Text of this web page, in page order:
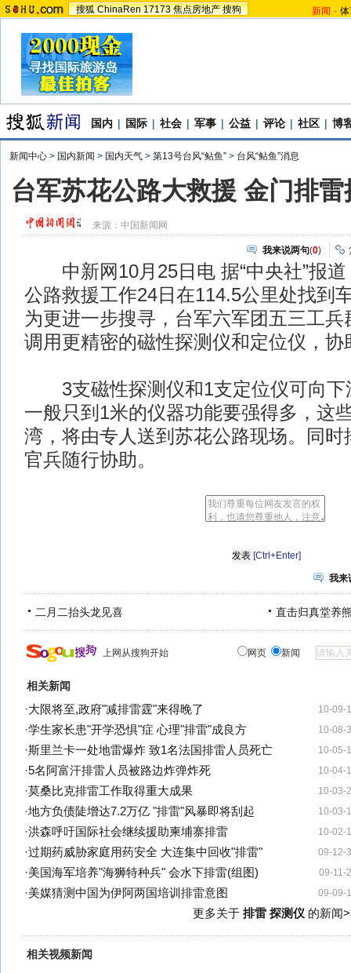
搜狐 ChinaRen 17173 焦点房地产 搜狗 新闻 -
国内 | 国际 | 社会 | 军事 | 公益 | 评论 | 社区 | 博
新闻中心 > 国内新闻 > 国内天气 > 第13号台风“鲇鱼” > 台风“鲇鱼”消息
台军苏花公路大救援 金门排
来源： 中国新闻网
我来说两句(0)
中新网10月25日电 据“中央社”报道
公路救援工作24日在114.5公里处找到
为更进一步搜寻，台军六军团五三工
调用更精密的磁性探测仪和定位仪，协
3支磁性探测仪和1支定位仪可向下
一般只到1米的仪器功能要强得多，这
湾，将由专人送到苏花公路现场。同时
官兵随行协助。
[Ctrl+Enter]
我来
二月二抬头龙见喜 直击归真堂养
上网从搜狗开始 网页 新闻
相关新闻
10-09-
·大限将至,政府"减排雷霆"来得晚了
10-08-
·学生家长患"开学恐惧"症 心理"排雷"成良方
10-05-
·斯里兰卡一处地雷爆炸 致1名法国排雷人员死亡
10-04-
·5名阿富汗排雷人员被路边炸弹炸死
10-03-
·莫桑比克排雷工作取得重大成果
10-03-
·地方负债陡增达7.2万亿 "排雷"风暴即将刮起
10-02-
·洪森呼吁国际社会继续援助柬埔寨排雷
09-12-
·过期药威胁家庭用药安全 大连集中回收"排雷"
09-11-
·美国海军培养"海狮特种兵" 会水下排雷(组图)
09-09-
·美媒猜测中国为伊阿两国培训排雷意图
更多关于 排雷 探测仪 的新闻
相关视频新闻